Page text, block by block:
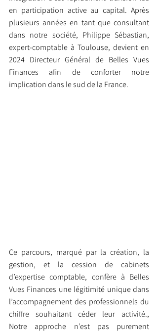
en participation active au capital. Après
plusieurs années en tant que consultant
dans notre société, Philippe Sébastian,
expert-comptable à Toulouse, devient en
2024 Directeur Général de Belles Vues
Finances afin de conforter notre
implication dans le sud de la France.
Ce parcours, marqué par la création, la
gestion, et la cession de cabinets
d’expertise comptable, confère à Belles
Vues Finances une légitimité unique dans
l’accompagnement des professionnels du
chiffre souhaitant céder leur activité.,
Notre approche n’est pas purement